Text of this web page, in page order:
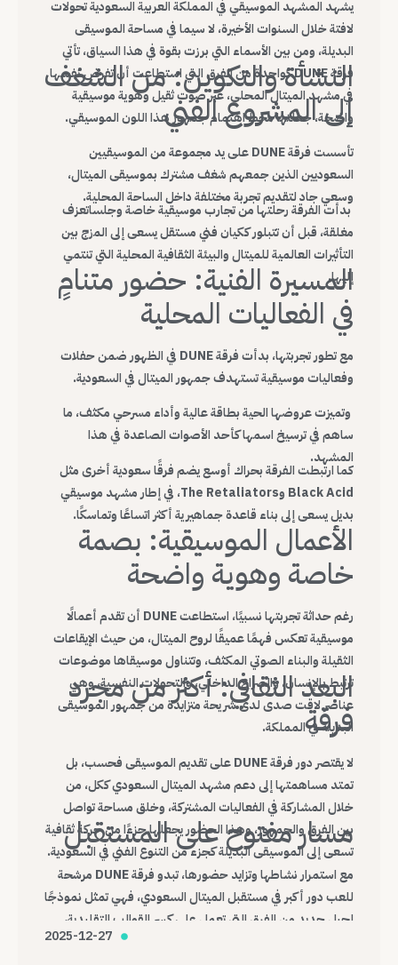
يشهد المشهد الموسيقي في المملكة العربية السعودية تحولات
لافتة خلال السنوات الأخيرة، لا سيما في مساحة الموسيقى
البديلة، ومن بين الأسماء التي برزت بقوة في هذا السياق، تأتي
فرقة DUNE كواحدة من الفرق التي استطاعت أن تفرض نفسها
في مشهد الميتال المحلي، عبر صوت ثقيل وهوية موسيقية
واضحة، جعلتها محط اهتمام جمهور هذا اللون الموسيقي.
النشأة والتكوين: من الشغف
إلى المشروع الفني
تأسست فرقة DUNE على يد مجموعة من الموسيقيين
السعوديين الذين جمعهم شغف مشترك بموسيقى الميتال،
وسعي جاد لتقديم تجربة مختلفة داخل الساحة المحلية.
بدأت الفرقة رحلتها من تجارب موسيقية خاصة وجلساتعزف
مغلقة، قبل أن تتبلور ككيان فني مستقل يسعى إلى المزج بين
التأثيرات العالمية للميتال والبيئة الثقافية المحلية التي تنتمي
إليها.
المسيرة الفنية: حضور متنامٍ
في الفعاليات المحلية
مع تطور تجربتها، بدأت فرقة DUNE في الظهور ضمن حفلات
وفعاليات موسيقية تستهدف جمهور الميتال في السعودية.
وتميزت عروضها الحية بطاقة عالية وأداء مسرحي مكثف، ما
ساهم في ترسيخ اسمها كأحد الأصوات الصاعدة في هذا
المشهد.
كما ارتبطت الفرقة بحراك أوسع يضم فرقًا سعودية أخرى مثل
Black Acid وThe Retaliators، في إطار مشهد موسيقي
بديل يسعى إلى بناء قاعدة جماهيرية أكثر اتساعًا وتماسكًا.
الأعمال الموسيقية: بصمة
خاصة وهوية واضحة
رغم حداثة تجربتها نسبيًا، استطاعت DUNE أن تقدم أعمالًا
موسيقية تعكس فهمًا عميقًا لروح الميتال، من حيث الإيقاعات
الثقيلة والبناء الصوتي المكثف، وتتناول موسيقاها موضوعات
ترتبط بالإنسان، والصراع الداخلي، والتحولات النفسية، وهي
عناصر لاقت صدى لدى شريحة متزايدة من جمهور الموسيقى
البديلة في المملكة.
البعد الثقافي: أكثر من مجرد
فرقة
لا يقتصر دور فرقة DUNE على تقديم الموسيقى فحسب، بل
تمتد مساهمتها إلى دعم مشهد الميتال السعودي ككل، من
خلال المشاركة في الفعاليات المشتركة، وخلق مساحة تواصل
بين الفرق والجمهور، وهذا الحضور يجعلها جزءًا من حركة ثقافية
تسعى إلى الموسيقى البديلة كجزء من التنوع الفني في السعودية.
مسار مفتوح على المستقبل
مع استمرار نشاطها وتزايد حضورها، تبدو فرقة DUNE مرشحة
للعب دور أكبر في مستقبل الميتال السعودي، فهي تمثل نموذجًا
لجيل جديد من الفرق التي تعمل على كسر القوالب التقليدية،
وبناء هوية موسيقية محلية قادرة على التواصل مع العالم.
2025-12-27